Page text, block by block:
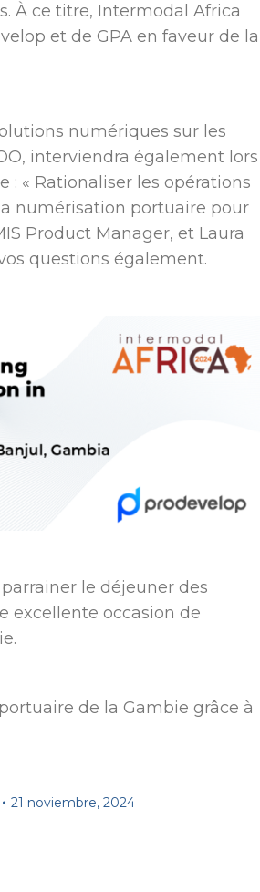
À ce titre, Intermodal Africa
et de GPA en faveur de la
numériques sur les
interviendra également lors
: « Rationaliser les opérations
numérisation portuaire pour
Product Manager, et Laura
questions également.
le déjeuner des
excellente occasion de
de la Gambie grâce à
21 noviembre, 2024